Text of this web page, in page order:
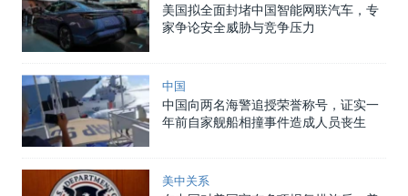
美国拟全面封堵中国智能网联汽车，专
家争论安全威胁与竞争压力
中国
中国向两名海警追授荣誉称号，证实一
年前自家舰船相撞事件造成人员丧生
美中关系